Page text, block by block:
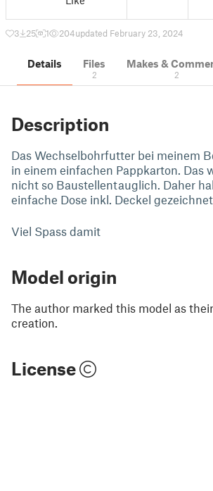
3 25 1 204updated February 23, 2024
Details Files
2
Makes &
2
Description
Das Wechselbohrfutter bei meinem
in einem einfachen Pappkarton. Das
nicht so Baustellentauglich. Daher
einfache Dose inkl. Deckel
Viel Spass damit
Model origin
The author marked this model as
creation.
License